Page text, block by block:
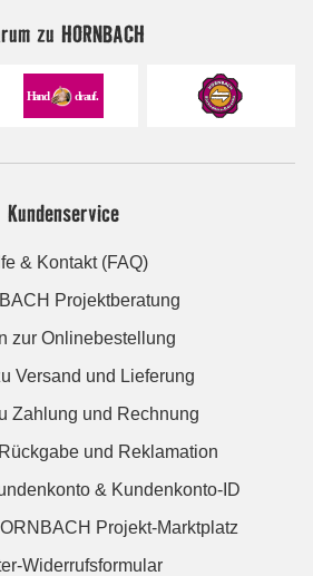
zu HORNBACH
Kundenservice
& Kontakt (FAQ)
Projektberatung
zur Onlinebestellung
Versand und Lieferung
Zahlung und Rechnung
und Reklamation
& Kundenkonto-ID
Projekt-Marktplatz
Widerrufsformular